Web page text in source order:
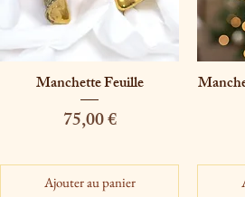
Aperçu rapide
Manchette Feuille
Prix
75,00 €
Ajouter au panier